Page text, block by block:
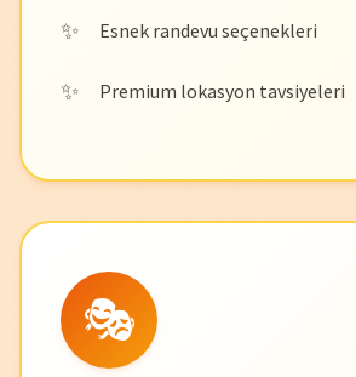
Esnek randevu seçenekleri
Premium lokasyon tavsiyeleri
🎭